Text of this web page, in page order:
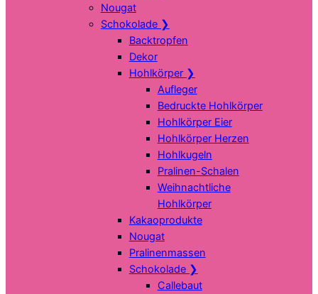
Nougat
Schokolade ❯
Backtropfen
Dekor
Hohlkörper ❯
Aufleger
Bedruckte Hohlkörper
Hohlkörper Eier
Hohlkörper Herzen
Hohlkugeln
Pralinen-Schalen
Weihnachtliche
Hohlkörper
Kakaoprodukte
Nougat
Pralinenmassen
Schokolade ❯
Callebaut